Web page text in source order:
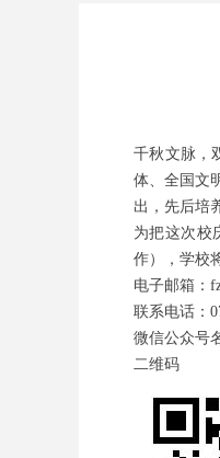
千秋文脉，
体、全国文
出，先后培
为把这次校
作），学校
电子邮箱：
联系电话：
微信公众号
二维码